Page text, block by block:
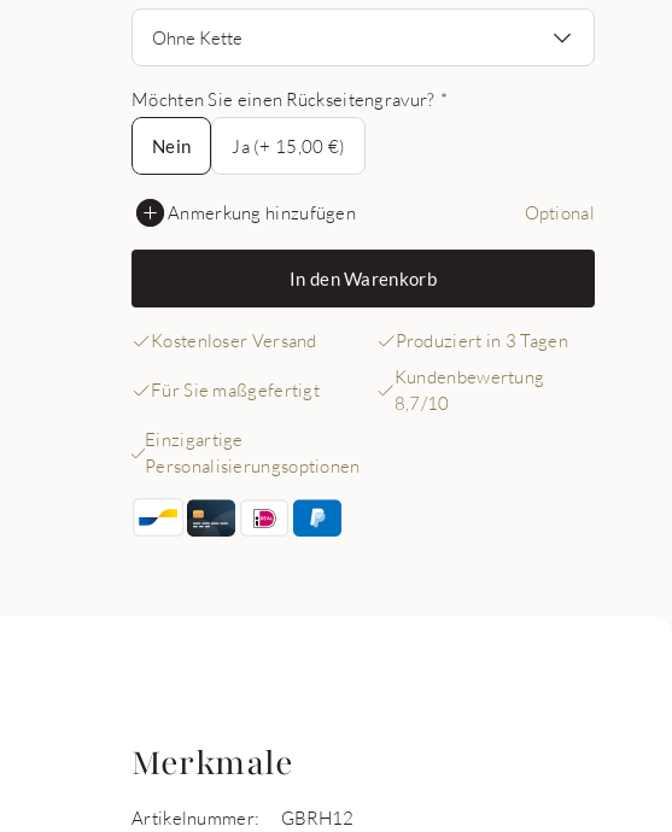
Ohne Kette
Möchten Sie einen Rückseitengravur? *
Nein
Nein
Ja (+ 15,00 €)
Anmerkung hinzufügen Optional
In den Warenkorb
Kostenloser Versand Produziert in 3 Tagen
Für Sie maßgefertigt
Kundenbewertung
8,7/10
Einzigartige
Personalisierungsoptionen
Merkmale
Artikelnummer:
GBRH12